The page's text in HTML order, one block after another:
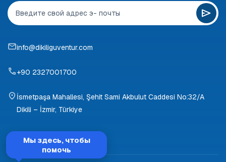
info@dikiliguventur.com
+90 2327001700
İsmetpaşa Mahallesi, Şehit Sami Akbulut Caddesi No:32/A
Dikili – İzmir, Türkiye
Мы здесь, чтобы
помочь